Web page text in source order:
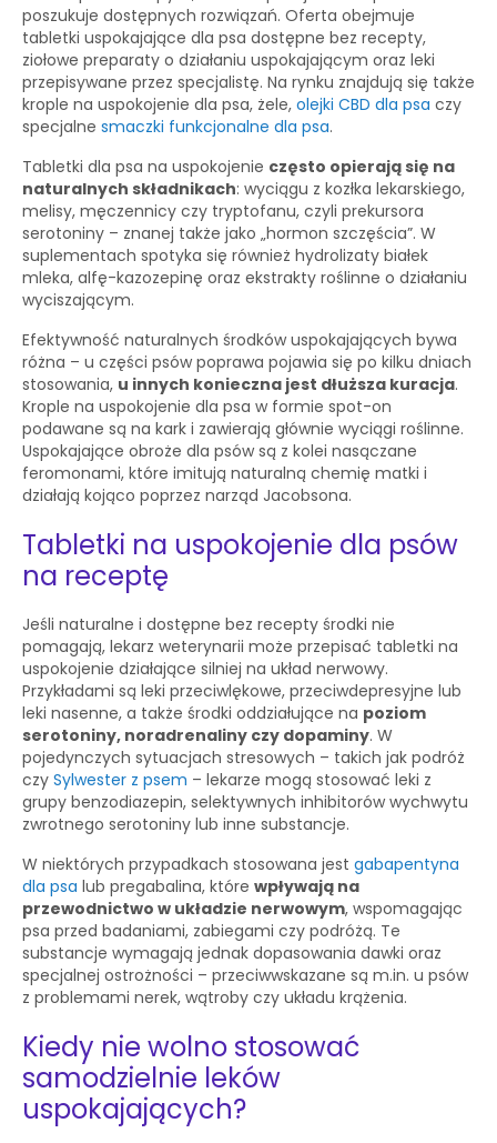
poszukuje dostępnych rozwiązań. Oferta obejmuje
tabletki uspokajające dla psa dostępne bez recepty,
ziołowe preparaty o działaniu uspokajającym oraz leki
przepisywane przez specjalistę. Na rynku znajdują się także
krople na uspokojenie dla psa, żele, olejki CBD dla psa czy
specjalne smaczki funkcjonalne dla psa.
Tabletki dla psa na uspokojenie często opierają się na
naturalnych składnikach: wyciągu z kozłka lekarskiego,
melisy, męczennicy czy tryptofanu, czyli prekursora
serotoniny – znanej także jako „hormon szczęścia”. W
suplementach spotyka się również hydrolizaty białek
mleka, alfę-kazozepinę oraz ekstrakty roślinne o działaniu
wyciszającym.
Efektywność naturalnych środków uspokajających bywa
różna – u części psów poprawa pojawia się po kilku dniach
stosowania, u innych konieczna jest dłuższa kuracja.
Krople na uspokojenie dla psa w formie spot-on
podawane są na kark i zawierają głównie wyciągi roślinne.
Uspokajające obroże dla psów są z kolei nasączane
feromonami, które imitują naturalną chemię matki i
działają kojąco poprzez narząd Jacobsona.
Tabletki na uspokojenie dla psów
na receptę
Jeśli naturalne i dostępne bez recepty środki nie
pomagają, lekarz weterynarii może przepisać tabletki na
uspokojenie działające silniej na układ nerwowy.
Przykładami są leki przeciwlękowe, przeciwdepresyjne lub
leki nasenne, a także środki oddziałujące na poziom
serotoniny, noradrenaliny czy dopaminy. W
pojedynczych sytuacjach stresowych – takich jak podróż
czy Sylwester z psem – lekarze mogą stosować leki z
grupy benzodiazepin, selektywnych inhibitorów wychwytu
zwrotnego serotoniny lub inne substancje.
W niektórych przypadkach stosowana jest gabapentyna
dla psa lub pregabalina, które wpływają na
przewodnictwo w układzie nerwowym, wspomagając
psa przed badaniami, zabiegami czy podróżą. Te
substancje wymagają jednak dopasowania dawki oraz
specjalnej ostrożności – przeciwwskazane są m.in. u psów
z problemami nerek, wątroby czy układu krążenia.
Kiedy nie wolno stosować
samodzielnie leków
uspokajających?